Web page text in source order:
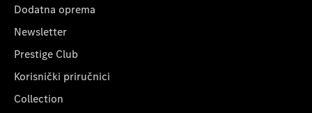
Dodatna oprema
Newsletter
Prestige Club
Korisnički priručnici
Collection